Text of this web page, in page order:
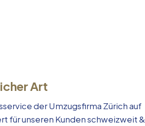
Art
der Umzugsfirma Zürich auf
für unseren Kunden schweizweit &